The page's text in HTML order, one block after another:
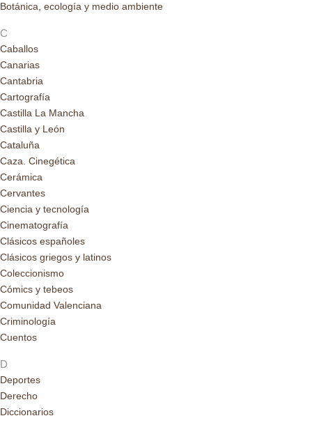
Botánica, ecología y medio ambiente
C
Caballos
Canarias
Cantabria
Cartografía
Castilla La Mancha
Castilla y León
Cataluña
Caza. Cinegética
Cerámica
Cervantes
Ciencia y tecnología
Cinematografía
Clásicos españoles
Clásicos griegos y latinos
Coleccionismo
Cómics y tebeos
Comunidad Valenciana
Criminología
Cuentos
D
Deportes
Derecho
Diccionarios